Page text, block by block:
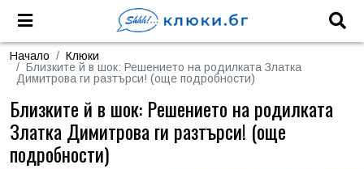
Начало
Клюки
Близките й в шок: Решението на родилката Златка
Димитрова ги разтърси! (още подробности)
Близките й в шок: Решението на родилката
Златка Димитрова ги разтърси! (още
подробности)